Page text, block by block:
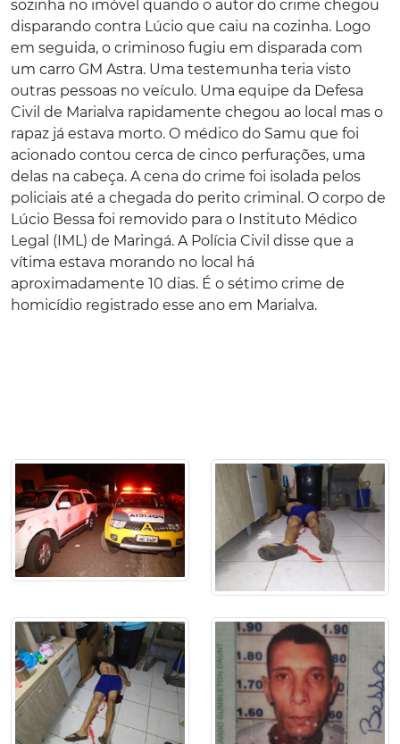
sozinha no imóvel quando o autor do crime chegou
disparando contra Lúcio que caiu na cozinha. Logo
em seguida, o criminoso fugiu em disparada com
um carro GM Astra. Uma testemunha teria visto
outras pessoas no veículo. Uma equipe da Defesa
Civil de Marialva rapidamente chegou ao local mas o
rapaz já estava morto. O médico do Samu que foi
acionado contou cerca de cinco perfurações, uma
delas na cabeça. A cena do crime foi isolada pelos
policiais até a chegada do perito criminal. O corpo de
Lúcio Bessa foi removido para o Instituto Médico
Legal (IML) de Maringá. A Polícia Civil disse que a
vítima estava morando no local há
aproximadamente 10 dias. É o sétimo crime de
homicídio registrado esse ano em Marialva.